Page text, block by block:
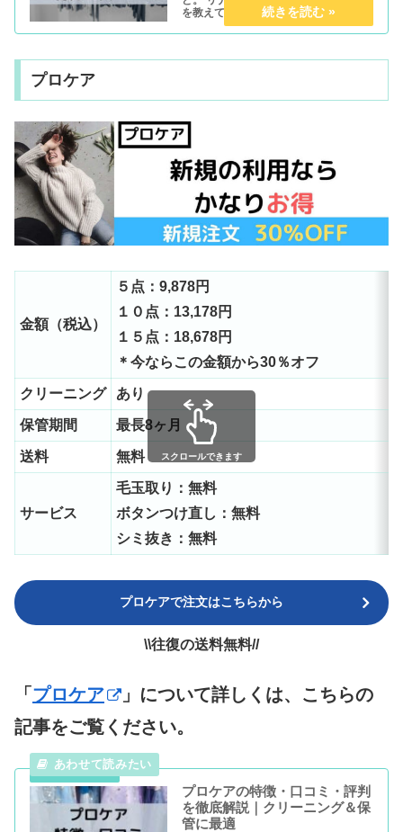
を教えて欲しい。 こんな疑問にお答え
します。 本記事では、保管＆クリーニ
ングのサービスを提供している『リナ
わかりやすく解説しています。 ...
プロケア
金額（税込）
５点：9,878円
１０点：13,178円
１５点：18,678円
＊今ならこの金額から30％オフ
クリーニング あり
保管期間 最長8ヶ月
送料 無料
サービス
毛玉取り：無料
ボタンつけ直し：無料
シミ抜き：無料
スクロールできます
プロケアで注文はこちらから
\\往復の送料無料//
「プロケア
」について詳しくは、こちらの
記事をご覧ください。
プロケアの特徴・口コミ・評判
を徹底解説｜クリーニング＆保
管に最適